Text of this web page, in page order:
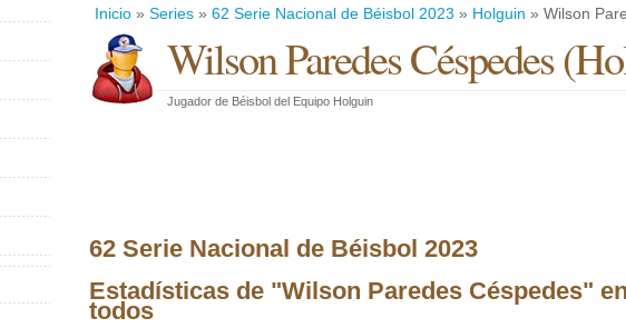
Inicio » Series » 62 Serie Nacional de Béisbol 2023 » Holguin » Wilson
Wilson Paredes Céspedes(
Jugador de Béisbol del Equipo Holguin
62 Serie Nacional de Béisbol 2023
Estadísticas de "Wilson Paredes Céspedes"
todos